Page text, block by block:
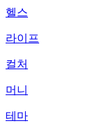
헬스
라이프
컬처
머니
테마